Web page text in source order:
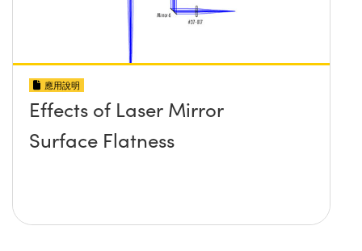
應用說明
Effects of Laser Mirror
Surface Flatness